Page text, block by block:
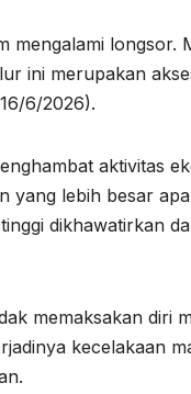
mengalami
ini merupakan
6/2026).
aktivitas
yang lebih besar
dikhawatirkan
memaksakan diri
kecelakaan